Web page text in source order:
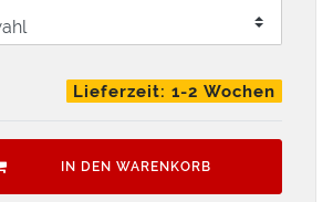
Lieferzeit: 1-2 Wochen
IN DEN WARENKORB